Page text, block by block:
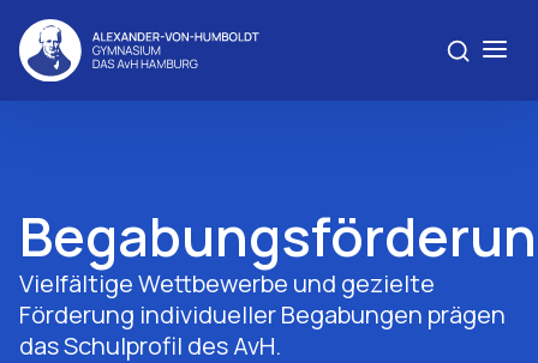
Vielfältige Wettbewerbe und gezielte
Förderung individueller Begabungen prägen
das Schulprofil des AvH.